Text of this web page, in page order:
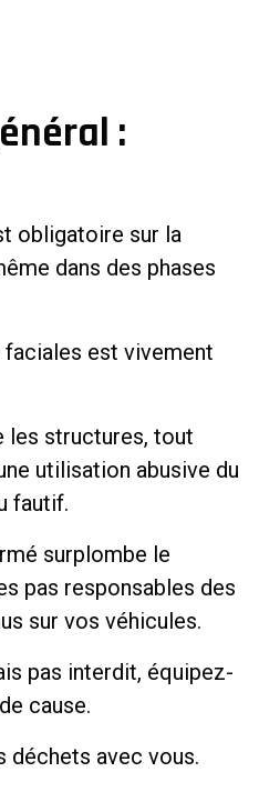
:
obligatoire sur la
dans des phases
est vivement
les structures, tout
utilisation abusive du
fautif.
surplombe le
pas responsables des
sur vos véhicules.
pas interdit, équipez-
cause.
déchets avec vous.